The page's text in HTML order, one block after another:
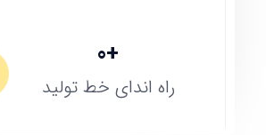
راه اندای خط تولید
+
0